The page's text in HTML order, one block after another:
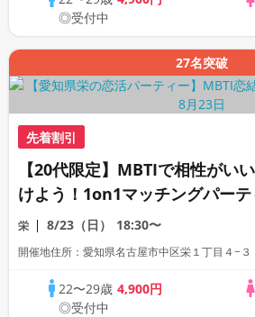
◎受付中
27名突破
先着割引
【20代限定】MBTIで相性がい
けよう！1on1マッチングパーテ
栄 8/23（日） 18:30〜
開催地住所：愛知県名古屋市中区栄１丁目４−３
22〜29歳4,900円
◎受付中